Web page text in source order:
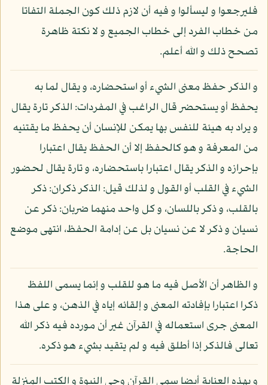
فليرجعوا و ليسألوا و فيه أن لازم ذلك كون الجملة التفاتا
من خطاب الفرد إلى خطاب الجميع و لا نكتة ظاهرة
تصحح ذلك و الله أعلم.
و الذكر حفظ معنى الشيء أو استحضاره، و يقال لما به
يحفظ أو يستحضر قال الراغب في المفردات: الذكر تارة يقال
و يراد به هيئة للنفس بها يمكن للإنسان أن يحفظ ما يقتنيه
من المعرفة و هو كالحفظ إلا أن الحفظ يقال اعتبارا
بإحرازه و الذكر يقال اعتبارا باستحضاره، و تارة يقال لحضور
الشيء في القلب أو القول و لذلك قيل: الذكر ذكران: ذكر
بالقلب، و ذكر باللسان، و كل واحد منهما ضربان: ذكر عن
نسيان و ذكر لا عن نسيان بل عن إدامة الحفظ، انتهى موضع
الحاجة.
و الظاهر أن الأصل فيه ما هو للقلب و إنما يسمى اللفظ
ذكرا اعتبارا بإفادته المعنى و إلقائه إياه في الذهن، و على هذا
المعنى جرى استعماله في القرآن غير أن مورده فيه ذكر الله
تعالى فالذكر إذا أطلق فيه و لم يتقيد بشيء هو ذكره.
و بهذه العناية أيضا سمي القرآن وحي النبوة و الكتب المنزلة